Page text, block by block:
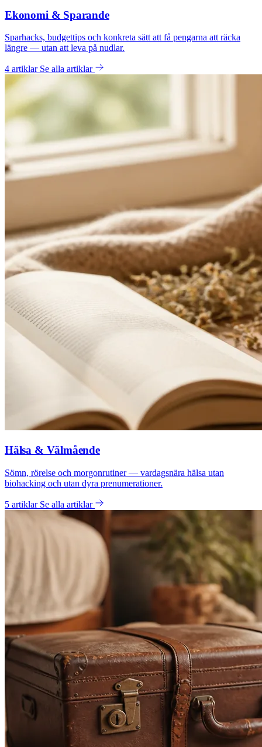
Ekonomi & Sparande
Sparhacks, budgettips och konkreta sätt att få pengarna att räcka
längre — utan att leva på nudlar.
4 artiklar Se alla artiklar
Hälsa & Välmående
Sömn, rörelse och morgonrutiner — vardagsnära hälsa utan
biohacking och utan dyra prenumerationer.
5 artiklar Se alla artiklar